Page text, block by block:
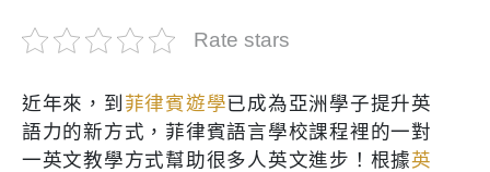
Rate stars
近年來，到 菲律賓遊學已成為亞洲學子提升英
語力的新方式，菲律賓語言學校課程裡的一對
一英文教學方式幫助很多人英文進步！根據英